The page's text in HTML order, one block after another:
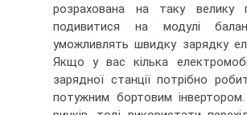
розрахована на таку велику
подивитися на модулі
уможливлять швидку зарядку
Якщо у вас кілька
зарядної станції потрібно
потужним бортовим